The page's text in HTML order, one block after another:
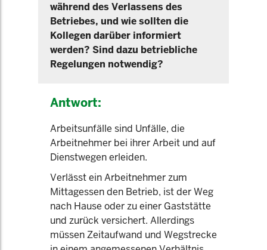
während des Verlassens des
Betriebes, und wie sollten die
Kollegen darüber informiert
werden? Sind dazu betriebliche
Regelungen notwendig?
Antwort:
Arbeitsunfälle sind Unfälle, die
Arbeitnehmer bei ihrer Arbeit und auf
Dienstwegen erleiden.
Verlässt ein Arbeitnehmer zum
Mittagessen den Betrieb, ist der Weg
nach Hause oder zu einer Gaststätte
und zurück versichert. Allerdings
müssen Zeitaufwand und Wegstrecke